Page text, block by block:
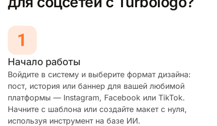
Начало работы
Войдите в систему и выберите формат дизайна:
пост, история или баннер для вашей любимой
платформы — Instagram, Facebook или TikTok.
Начните с шаблона или создайте макет с нуля,
используя инструмент на базе ИИ.